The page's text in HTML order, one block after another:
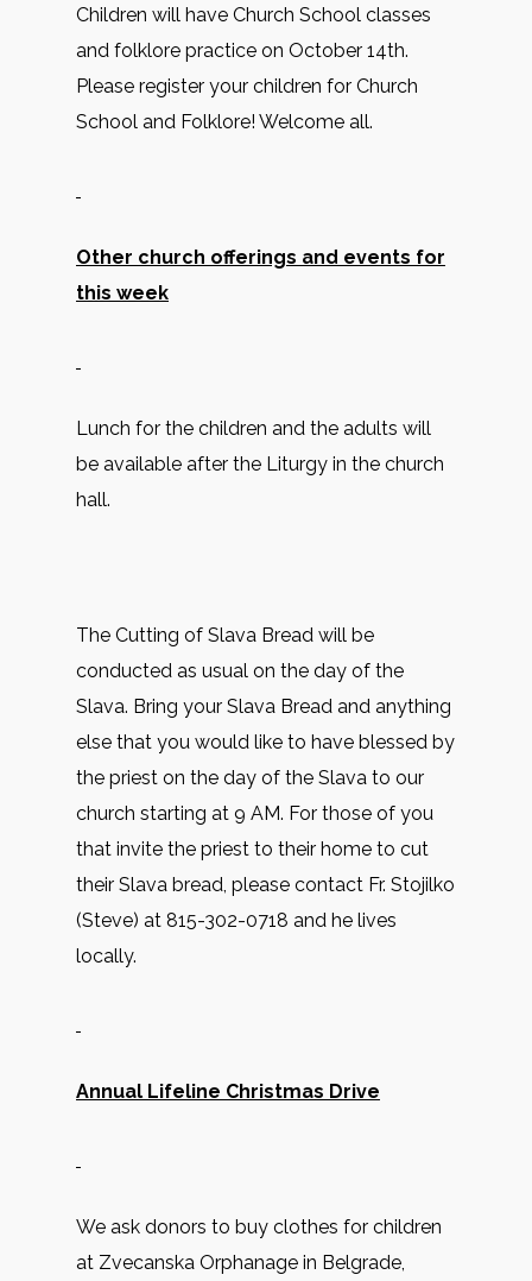
Children will have Church School classes
and folklore practice on October 14th.
Please register your children for Church
School and Folklore! Welcome all.
Other church offerings and events for
this week
Lunch for the children and the adults will
be available after the Liturgy in the church
hall.
The Cutting of Slava Bread will be
conducted as usual on the day of the
Slava. Bring your Slava Bread and anything
else that you would like to have blessed by
the priest on the day of the Slava to our
church starting at 9 AM. For those of you
that invite the priest to their home to cut
their Slava bread, please contact Fr. Stojilko
(Steve) at 815-302-0718 and he lives
locally.
Annual Lifeline Christmas Drive
We ask donors to buy clothes for children
at Zvecanska Orphanage in Belgrade,